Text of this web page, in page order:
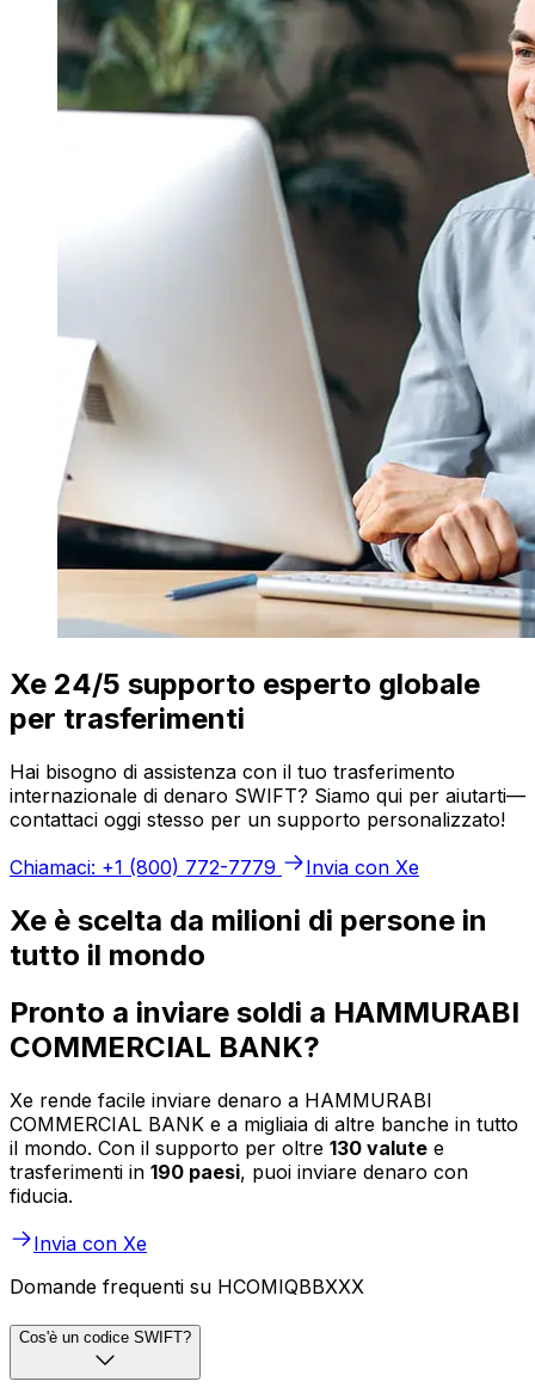
Xe 24/5 supporto esperto globale
per trasferimenti
Hai bisogno di assistenza con il tuo trasferimento
internazionale di denaro SWIFT? Siamo qui per aiutarti—
contattaci oggi stesso per un supporto personalizzato!
Chiamaci: +1 (800) 772-7779
Invia con Xe
Xe è scelta da milioni di persone in
tutto il mondo
Pronto a inviare soldi a HAMMURABI
COMMERCIAL BANK?
Xe rende facile inviare denaro a HAMMURABI
COMMERCIAL BANK e a migliaia di altre banche in tutto
il mondo. Con il supporto per oltre 130 valute e
trasferimenti in 190 paesi, puoi inviare denaro con
fiducia.
Invia con Xe
Domande frequenti su HCOMIQBBXXX
Cos'è un codice SWIFT?